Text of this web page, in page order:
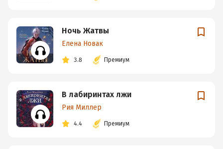
Ночь Жатвы
Елена Новак
3.8 Премиум
В лабиринтах лжи
Рия Миллер
4.4 Премиум